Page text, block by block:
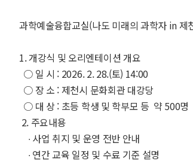
과학예술융합교실(나도 미래의 과학자 in 제
1. 개강식 및 오리엔테이션 개요
○ 일 시 : 2026. 2. 28.(토) 14:00
○ 장 소 : 제천시 문화회관 대강당
○ 대 상 : 초등 학생 및 학부모 등 약 500명
2. 주요내용
∙ 사업 취지 및 운영 전반 안내
∙ 연간 교육 일정 및 수료 기준 설명